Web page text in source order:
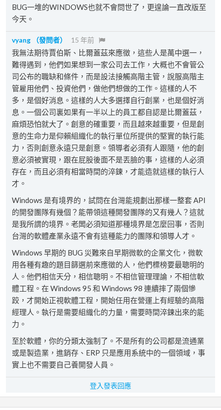
BUG一堆的WINDOWS也就不會問世了，更遑論一直改版至
今天。
vyang （發問者） 15 年前
我無法期待賈伯斯、比爾蓋茲來應徵，這些人是萬中選一，
難得遇到，他們如果想到一家公司去工作，大概也不會管公
司公布的職缺和條件，而是設法接觸高階主管，說服高階主
管雇用他們、投資他們，做他們想做的工作。這樣的人不
多，是個好消息。這樣的人大多選擇自行創業，也是個好消
息。一個公司裏如果有一半以上的員工都自認是比爾蓋茲，
麻煩恐怕就大了。創意的確重要，而且越來越重要，但是創
意的生命力是仰賴組織化的執行單位所提供的堅實的執行能
力，否則創意永遠只是創意。領導者必須有人跟隨，他的創
意必須被實現，跟在屁股後面不是丟臉的事，這樣的人必須
存在，而且必須有相當時間的淬鍊，才能造就這樣的執行人
才。
Windows 是有境界的，試問在台灣能規劃出那樣一整套 API
的開發團隊有幾個？能帶領這種開發團隊的又有幾人？這就
是我所謂的境界。老闆必須知道那種境界是怎麼回事，否則
台灣的軟體產業永遠不會有這種能力的團隊和領導人才。
Windows 早期的 BUG 災難來自早期微軟的企業文化，微軟
用各種有趣的題目篩選前來應徵的人，他們標榜要最聰明的
人。他們相信天分，相信聰明。不相信管理理論，不相信軟
體工程。在 Windows 95 和 Windows 98 連續摔了兩個慘
跤，才開始正視軟體工程，開始任用在營運上有經驗的高階
經理人。執行是需要組織化的力量，需要時間淬鍊出來的能
力。
至於軟體，你的分類太強制了。不是所有的公司都是流通業
或是製造業，進銷存、ERP 只是應用系統中的一個領域，事
實上也不需要自己養開發人員。
登入發表回應